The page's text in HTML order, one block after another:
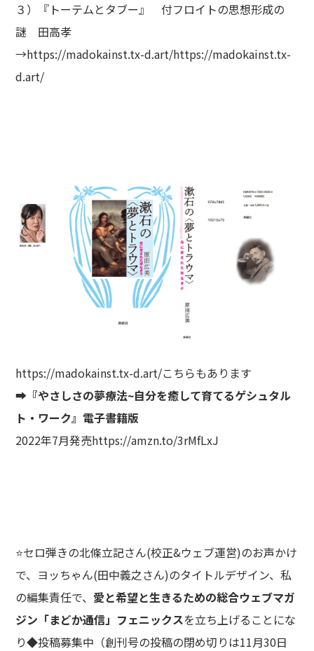
３）『トーテムとタブー』 付フロイトの思想形成の
謎 田高孝
→https://madokainst.tx-d.art/https://madokainst.tx-
d.art/
https://madokainst.tx-d.art/こちらもあります
➡ 『やさしさの夢療法~自分を癒して育てるゲシュタル
ト・ワーク』電子書籍版
2022年7月発売https://amzn.to/3rMfLxJ
⭐セロ弾きの北條立記さん(校正&ウェブ運営)のお声かけ
で、ヨッちゃん(田中義之さん)のタイトルデザイン、私
の編集責任で、 愛と希望と生きるための総合ウェブマガ
ジン「まどか通信」フェニックスを立ち上げることにな
り◆投稿募集中（創刊号の投稿の閉め切りは11月30日